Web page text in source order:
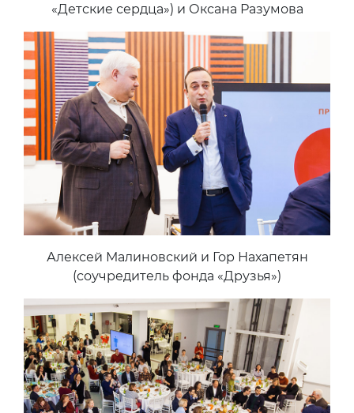
«Детские сердца») и Оксана Разумова
Алексей Малиновский и Гор Нахапетян
(соучредитель фонда «Друзья»)